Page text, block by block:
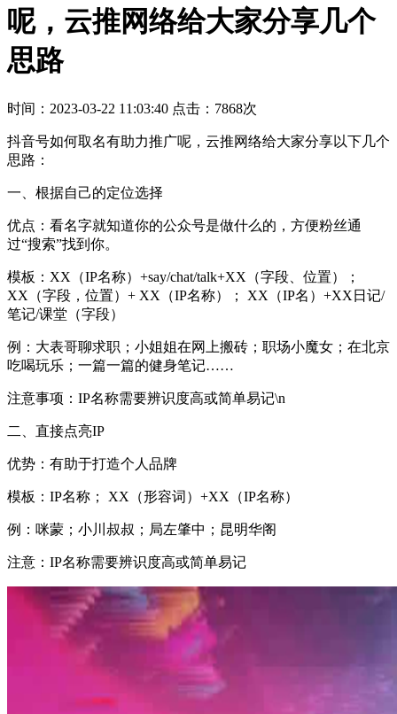
呢，云推网络给大家分享几个
思路
时间：2023-03-22 11:03:40 点击：7868次
抖音号如何取名有助力推广呢，云推网络给大家分享以下几个
思路：
一、根据自己的定位选择
优点：看名字就知道你的公众号是做什么的，方便粉丝通
过“搜索”找到你。
模板：XX（IP名称）+say/chat/talk+XX（字段、位置）；
XX（字段，位置）+ XX（IP名称）； XX（IP名）+XX日记/
笔记/课堂（字段）
例：大表哥聊求职；小姐姐在网上搬砖；职场小魔女；在北京
吃喝玩乐；一篇一篇的健身笔记……
注意事项：IP名称需要辨识度高或简单易记\n
二、直接点亮IP
优势：有助于打造个人品牌
模板：IP名称； XX（形容词）+XX（IP名称）
例：咪蒙；小川叔叔；局左肇中；昆明华阁
注意：IP名称需要辨识度高或简单易记